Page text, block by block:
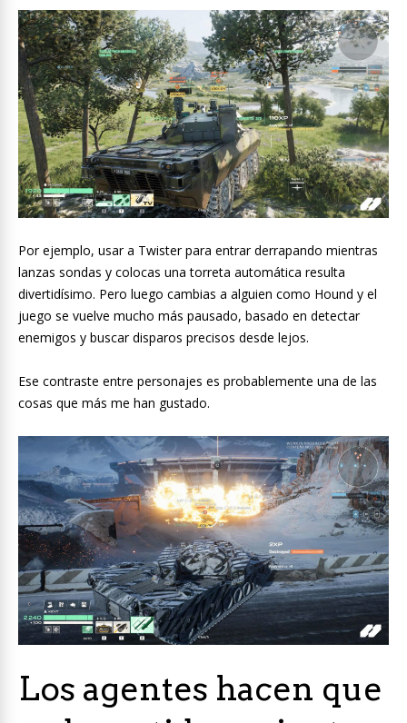
Por ejemplo, usar a Twister para entrar derrapando mientras
lanzas sondas y colocas una torreta automática resulta
divertidísimo. Pero luego cambias a alguien como Hound y el
juego se vuelve mucho más pausado, basado en detectar
enemigos y buscar disparos precisos desde lejos.
Ese contraste entre personajes es probablemente una de las
cosas que más me han gustado.
Los agentes hacen que